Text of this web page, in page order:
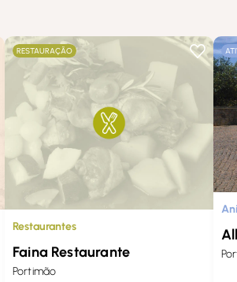
RESTAURAÇÃO
Restaurantes
Faina Restaurante
Portimão